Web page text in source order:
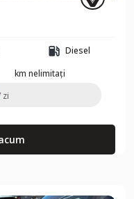
Diesel
km nelimitați
zi